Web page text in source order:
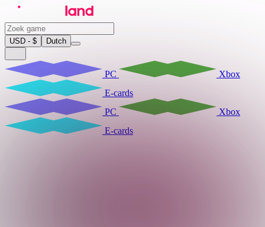
USD - $ Dutch
PC
Xbox
E-cards
PC
Xbox
E-cards